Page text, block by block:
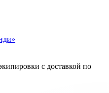
с доставкой по